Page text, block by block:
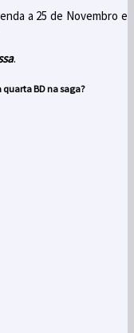
a 25 de Novembro e
.
quarta BD na saga?